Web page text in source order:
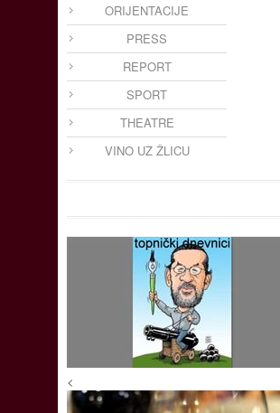
ORIJENTACIJE
PRESS
REPORT
SPORT
THEATRE
VINO UZ ŽLICU
<